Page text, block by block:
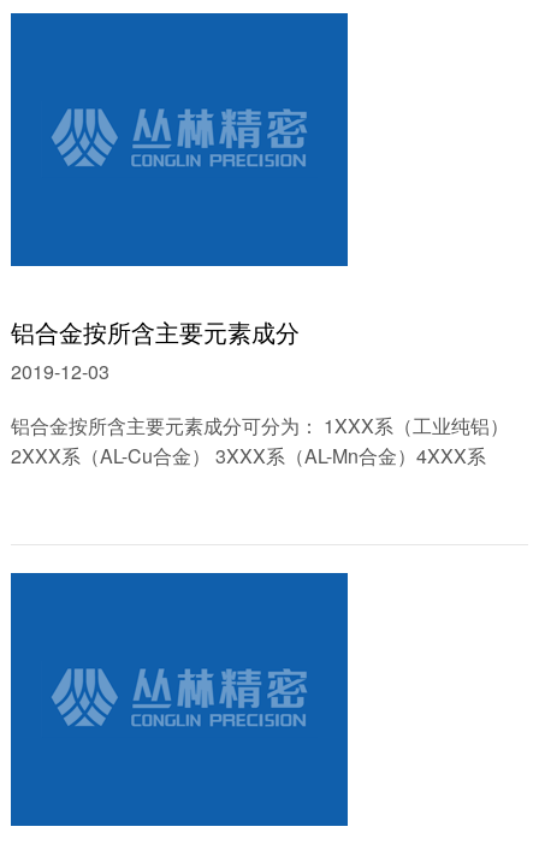
铝合金按所含主要元素成分
2019-12-03
铝合金按所含主要元素成分可分为： 1XXX系（工业纯铝）
2XXX系（AL-Cu合金） 3XXX系（AL-Mn合金）4XXX系